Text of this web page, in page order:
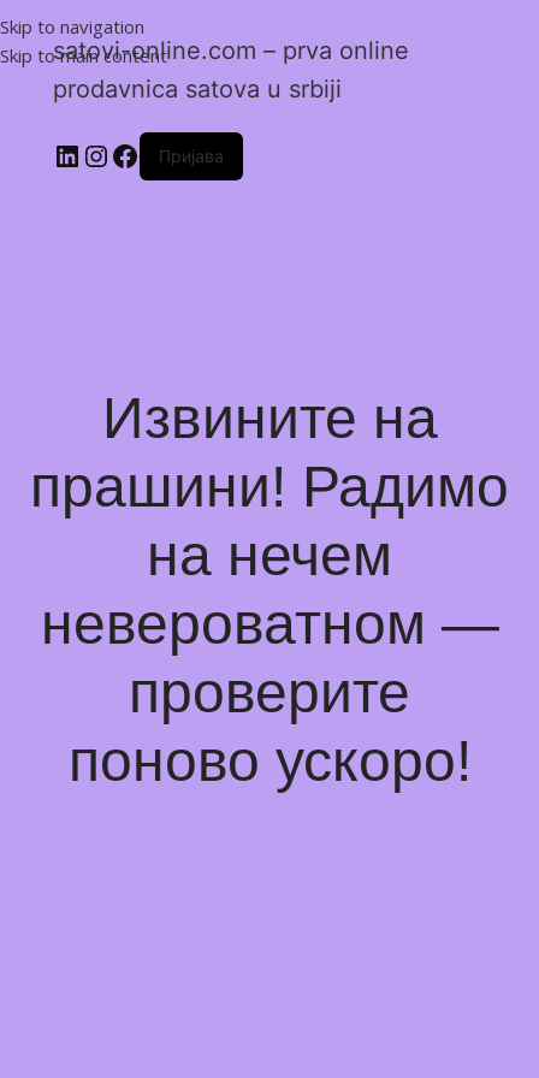
Skip to navigation
Skip to main content
satovi-online.com – prva online
prodavnica satova u srbiji
Пријава
Извините на
прашини! Радимо
на нечем
невероватном —
проверите
поново ускоро!